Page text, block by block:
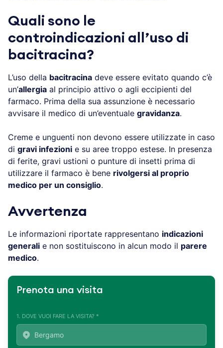
Quali sono le
controindicazioni all’uso di
bacitracina?
L’uso della bacitracina deve essere evitato quando c’è
un’allergia al principio attivo o agli eccipienti del
farmaco. Prima della sua assunzione è necessario
avvisare il medico di un’eventuale gravidanza.
Creme e unguenti non devono essere utilizzate in caso
di gravi infezioni e su aree troppo estese. In presenza
di ferite, gravi ustioni o punture di insetti prima di
utilizzare il farmaco è bene rivolgersi al proprio
medico per un consiglio.
Avvertenza
Le informazioni riportate rappresentano indicazioni
generali e non sostituiscono in alcun modo il parere
medico.
Prenota una visita
1. DOVE VUOI FARE LA VISITA? *